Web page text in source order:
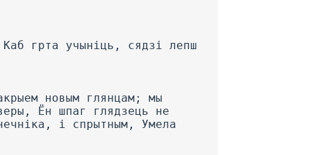
грта учыніць, сядзі лепш
новым глянцам; мы
Ён шпаг глядзець не
і спрытным, Умела